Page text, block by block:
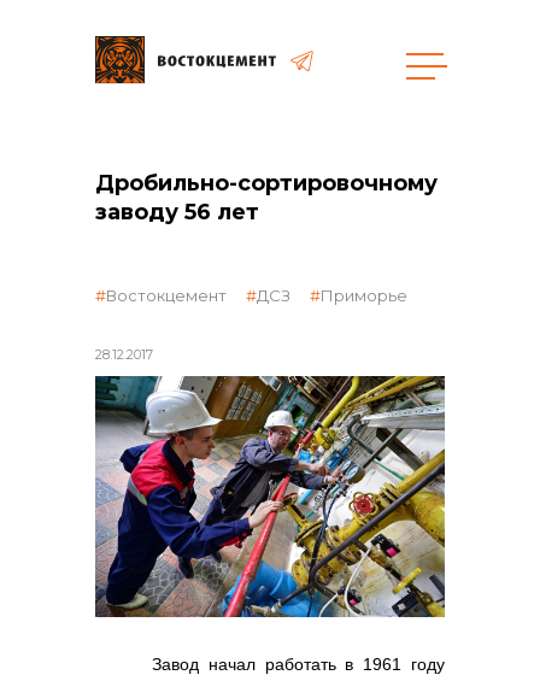
Закупки
объявленные закупки
реализация неликвидов
контакты отдела закупок
Дробильно-сортировочному
заводу 56 лет
28.12.2017
Востокцемент ДСЗ Приморье
Завод начал работать в 1961 году